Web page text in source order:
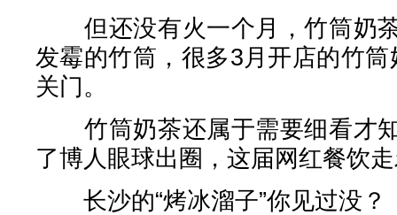
但还没有火一个月，竹筒奶
发霉的竹筒，很多3月开店的竹
关门。
竹筒奶茶还属于需要细看才
了博人眼球出圈，这届网红餐饮
长沙的“烤冰溜子”你见过没？